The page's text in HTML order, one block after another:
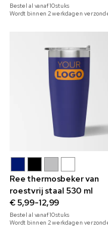
Bestel al vanaf10stuks
Wordt binnen 2 werkdagen
Ree thermosbeker van
roestvrij staal 530 ml
€ 5,99-12,99
Bestel al vanaf10stuks
Wordt binnen 2 werkdagen